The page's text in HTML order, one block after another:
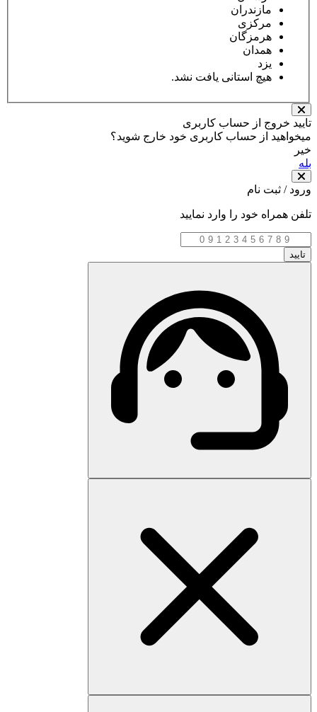
مازندران
مرکزی
هرمزگان
همدان
یزد
هیچ استانی یافت نشد.
تایید خروج از حساب کاربری
میخواهید از حساب کاربری خود خارج شوید؟
خیر
بله
ورود / ثبت نام
تلفن همراه خود را وارد نمایید
تایید